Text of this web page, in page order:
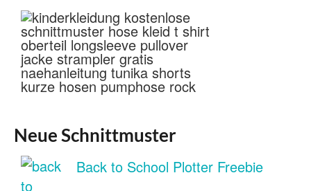
Neue Schnittmuster
Back to School Plotter Freebie